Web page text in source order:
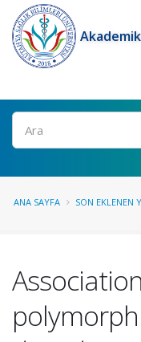
Ara
ANA SAYFA SON EKLENEN